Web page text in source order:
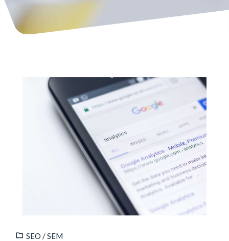
SEO / SEM